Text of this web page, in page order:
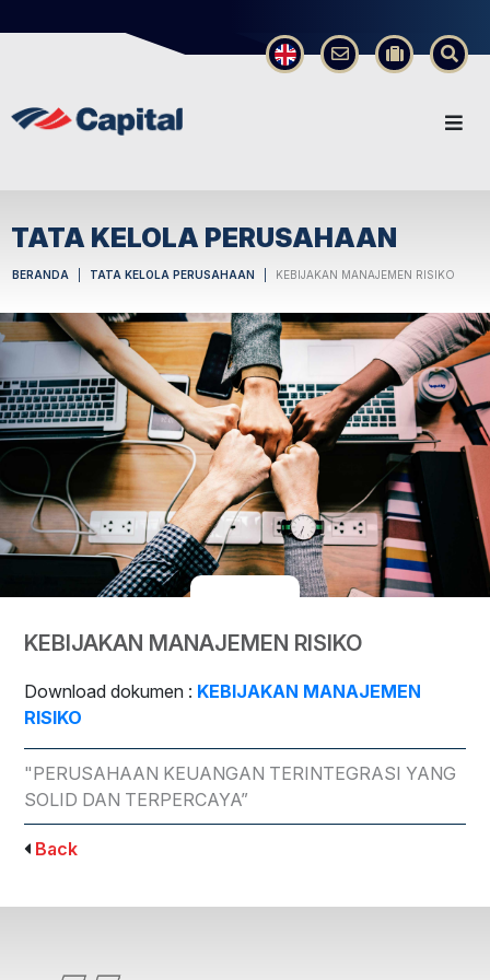
×
TATA KELOLA PERUSAHAAN
BERANDA TATA KELOLA PERUSAHAAN KEBIJAKAN MANAJEMEN RISIKO
KEBIJAKAN MANAJEMEN RISIKO
Download dokumen : KEBIJAKAN MANAJEMEN
RISIKO
"PERUSAHAAN KEUANGAN TERINTEGRASI YANG
SOLID DAN TERPERCAYA”
Back